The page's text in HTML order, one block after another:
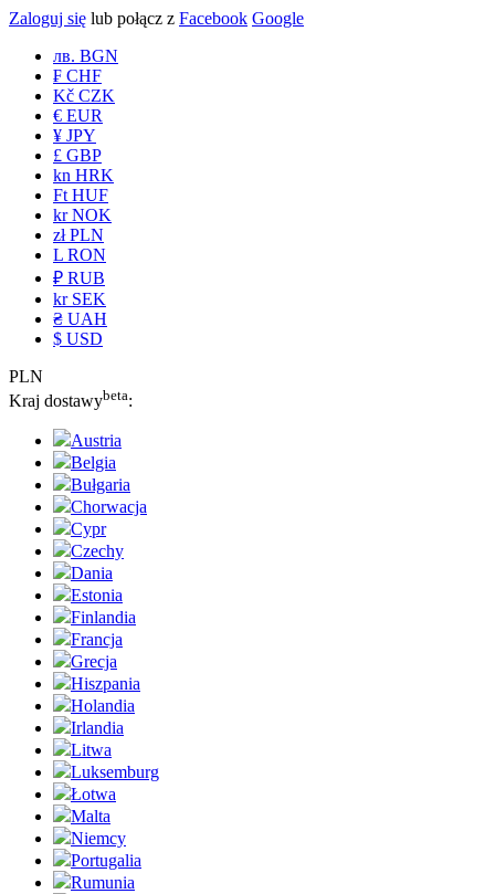
Zaloguj się lub połącz z Facebook Google
лв. BGN
₣ CHF
Kč CZK
€ EUR
¥ JPY
£ GBP
kn HRK
Ft HUF
kr NOK
zł PLN
L RON
₽ RUB
kr SEK
₴ UAH
$ USD
PLN
Kraj dostawybeta:
Austria
Belgia
Bułgaria
Chorwacja
Cypr
Czechy
Dania
Estonia
Finlandia
Francja
Grecja
Hiszpania
Holandia
Irlandia
Litwa
Luksemburg
Łotwa
Malta
Niemcy
Portugalia
Rumunia